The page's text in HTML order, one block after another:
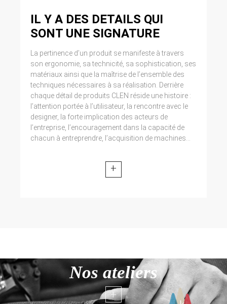
IL Y A DES DETAILS QUI
SONT UNE SIGNATURE
La pertinence d’un produit se manifeste à travers
son ergonomie, sa technicité, sa sophistication, ses
matériaux ainsi que la maîtrise de l’ensemble des
techniques nécessaires à sa réalisation. Derrière
chaque détail de produits CLEN réside une histoire :
l’attention portée à l’utilisateur, la rencontre avec le
designer, la forte implication des acteurs de
l’entreprise, l’encouragement dans la capacité de
chacun à entreprendre, l’acquisition de machines...
+
Nos ateliers
+